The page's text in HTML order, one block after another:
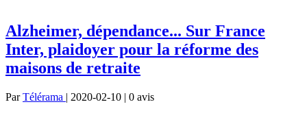
Alzheimer, dépendance... Sur France
Inter, plaidoyer pour la réforme des
maisons de retraite
ParTélérama | 2020-02-10 | 0 avis